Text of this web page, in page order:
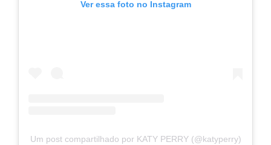
Ver essa foto no Instagram
Um post compartilhado por KATY PERRY (@katyperry)